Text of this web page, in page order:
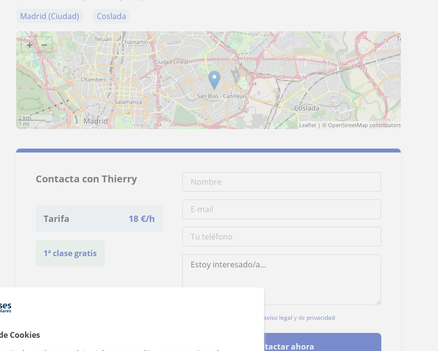
Cookies
Madrid (Ciudad)
Coslada
+ −
2 km
1 mi
Leaflet| © OpenStreetMap contributors
Contacta con Thierry
Tarifa 18 €/h
1ª clase gratis
aviso legal y de privacidad
Contactar ahora